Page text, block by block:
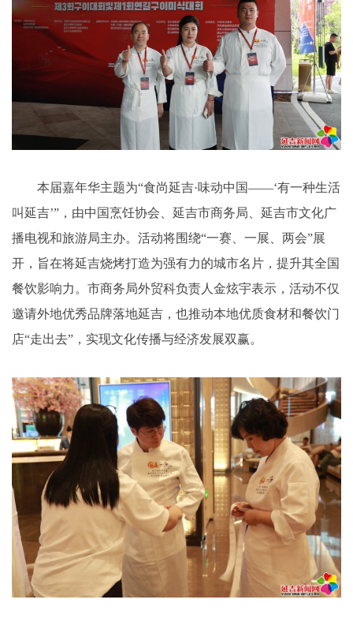
本届嘉年华主题为“食尚延吉·味动中国——‘有一种生活
叫延吉’”，由中国烹饪协会、延吉市商务局、延吉市文化广
播电视和旅游局主办。活动将围绕“一赛、一展、两会”展
开，旨在将延吉烧烤打造为强有力的城市名片，提升其全国
餐饮影响力。市商务局外贸科负责人金炫宇表示，活动不仅
邀请外地优秀品牌落地延吉，也推动本地优质食材和餐饮门
店“走出去”，实现文化传播与经济发展双赢。